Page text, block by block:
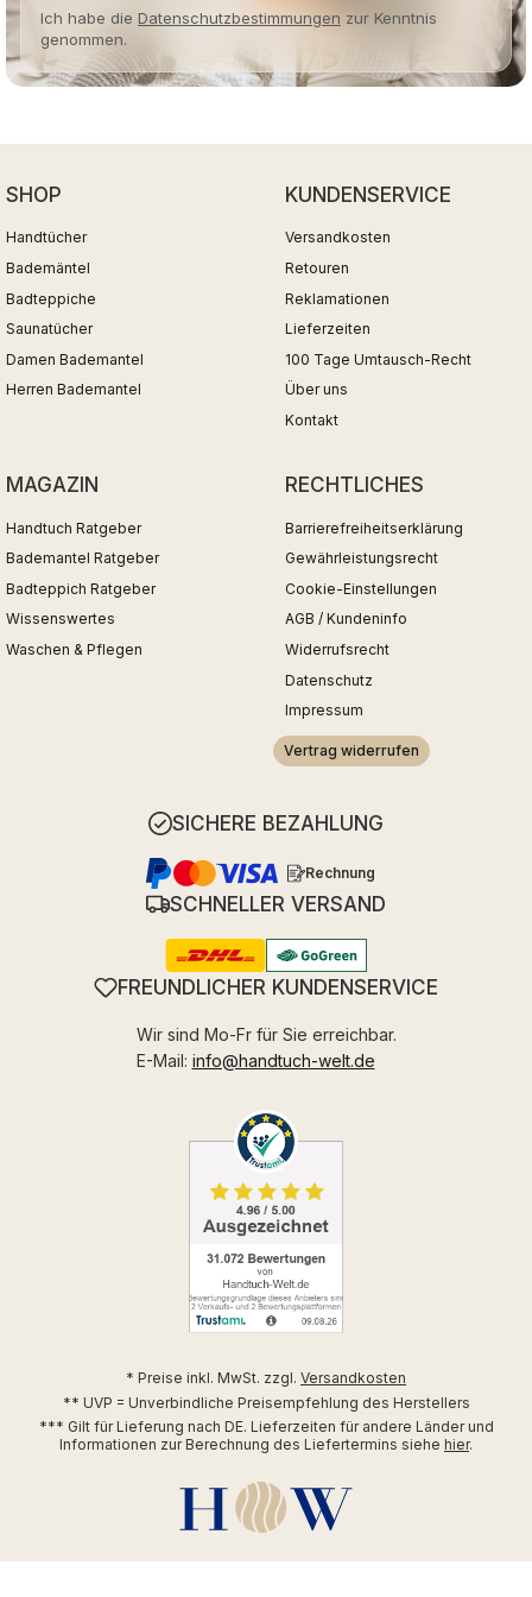
Ich habe die Datenschutzbestimmungen zur Kenntnis
genommen.
SHOP
Handtücher
Bademäntel
Badteppiche
Saunatücher
Damen Bademantel
Herren Bademantel
KUNDENSERVICE
Versandkosten
Retouren
Reklamationen
Lieferzeiten
100 Tage Umtausch-Recht
Über uns
Kontakt
MAGAZIN
Handtuch Ratgeber
Bademantel Ratgeber
Badteppich Ratgeber
Wissenswertes
Waschen & Pflegen
RECHTLICHES
Barrierefreiheitserklärung
Gewährleistungsrecht
Cookie-Einstellungen
AGB / Kundeninfo
Widerrufsrecht
Datenschutz
Impressum
Vertrag widerrufen
SICHERE BEZAHLUNG
Rechnung
SCHNELLER VERSAND
FREUNDLICHER KUNDENSERVICE
Wir sind Mo-Fr für Sie erreichbar.
E-Mail: info@handtuch-welt.de
* Preise inkl. MwSt. zzgl. Versandkosten
** UVP = Unverbindliche Preisempfehlung des Herstellers
*** Gilt für Lieferung nach DE. Lieferzeiten für andere Länder und
Informationen zur Berechnung des Liefertermins siehe hier.